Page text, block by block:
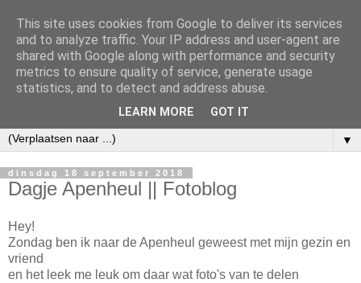
▼
dinsdag 18 september 2018
Dagje Apenheul || Fotoblog
Hey!
Zondag ben ik naar de Apenheul geweest met mijn gezin en
vriend
en het leek me leuk om daar wat foto's van te delen
This site uses cookies from Google to deliver its services
and to analyze traffic. Your IP address and user-agent are
shared with Google along with performance and security
metrics to ensure quality of service, generate usage
statistics, and to detect and address abuse.
LEARN MORE GOT IT